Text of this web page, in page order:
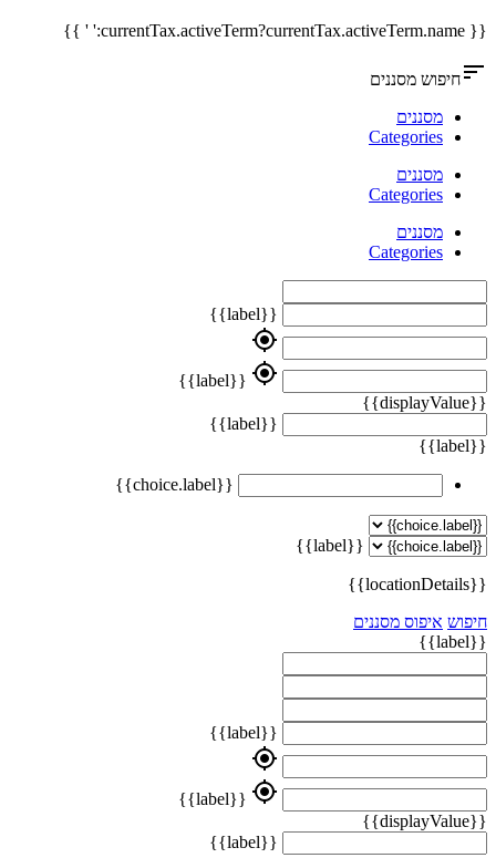
{{ currentTax.activeTerm?currentTax.activeTerm.name:' ' }}
sortחיפוש מסננים
מסננים
Categories
מסננים
Categories
מסננים
Categories
{{label}}
my_location
my_location
{{label}}
{{displayValue}}
{{label}}
{{label}}
{{choice.label}}
{{label}}
{{locationDetails}}
חיפוש איפוס מסננים
{{label}}
{{label}}
my_location
my_location
{{label}}
{{displayValue}}
{{label}}